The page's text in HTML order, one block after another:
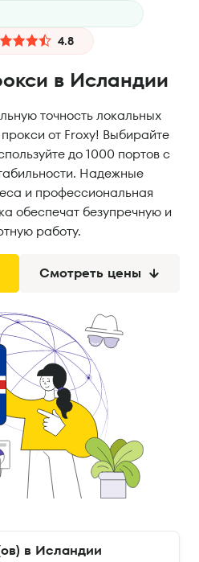
4.8
в Исландии
точность локальных
от Froxy! Выбирайте
до 1000 портов с
Надежные
и профессиональная
обеспечат безупречную и
работу.
Смотреть цены
в Исландии